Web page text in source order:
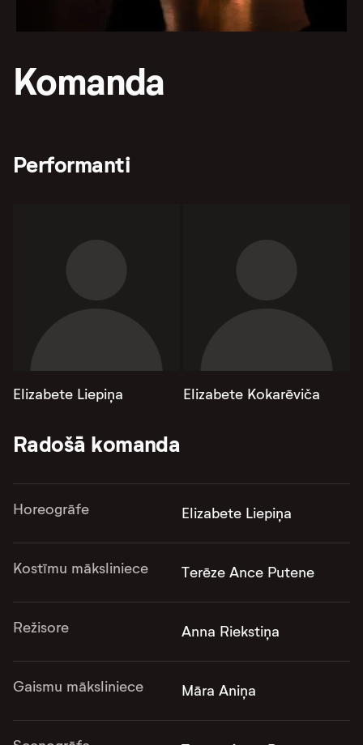
Komanda
Performanti
Elizabete Liepiņa Elizabete Kokarēviča
Radošā komanda
Horeogrāfe Elizabete Liepiņa
Kostīmu māksliniece Terēze Ance Putene
Režisore Anna Riekstiņa
Gaismu māksliniece Māra Aniņa